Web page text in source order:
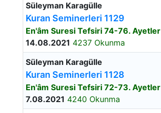
Süleyman Karagülle
Kuran Seminerleri 1129
En'âm Suresi Tefsiri 74-76. Ayetler
14.08.2021 4237 Okunma
Süleyman Karagülle
Kuran Seminerleri 1128
En'âm Suresi Tefsiri 72-73. Ayetler
7.08.2021 4240 Okunma